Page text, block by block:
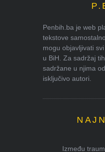
Penbih.ba je web
tekstove
mogu objavljivati
u BiH. Za sadržaj
sadržane u njima
isključivo autori.
Između